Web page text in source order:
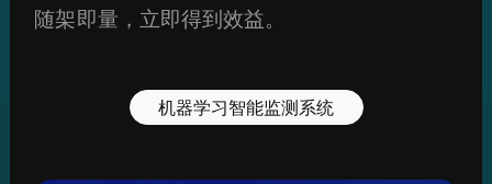
随架即量，立即得到效益。
机器学习智能监测系统